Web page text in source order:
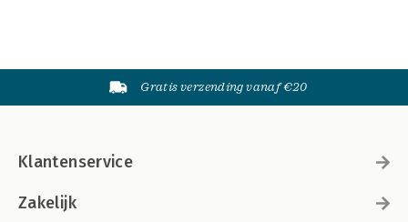
Gratis verzending vanaf €20
Klantenservice
Zakelijk